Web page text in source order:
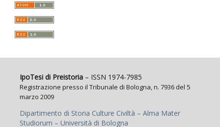
IpoTesi di Preistoria– ISSN 1974-7985
Registrazione presso il Tribunale di Bologna, n. 7936 del 5
marzo 2009
Dipartimento di Storia Culture Civiltà – Alma Mater
Studiorum – Università di Bologna